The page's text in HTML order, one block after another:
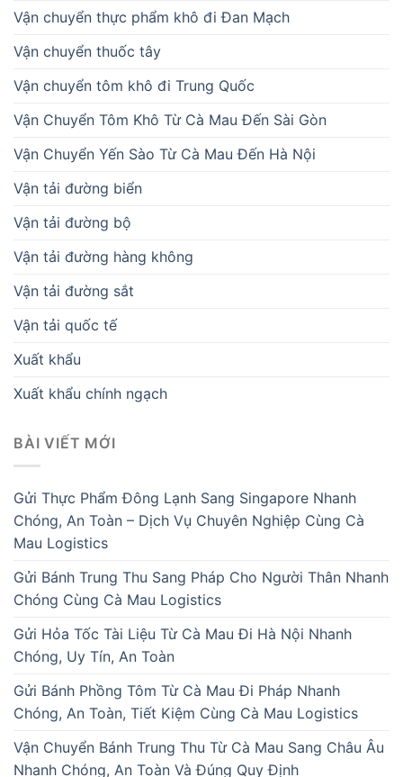
Vận chuyển thực phẩm khô đi Đan Mạch
Vận chuyển thuốc tây
Vận chuyển tôm khô đi Trung Quốc
Vận Chuyển Tôm Khô Từ Cà Mau Đến Sài Gòn
Vận Chuyển Yến Sào Từ Cà Mau Đến Hà Nội
Vận tải đường biển
Vận tải đường bộ
Vận tải đường hàng không
Vận tải đường sắt
Vận tải quốc tế
Xuất khẩu
Xuất khẩu chính ngạch
BÀI VIẾT MỚI
Gửi Thực Phẩm Đông Lạnh Sang Singapore Nhanh
Chóng, An Toàn – Dịch Vụ Chuyên Nghiệp Cùng Cà
Mau Logistics
Gửi Bánh Trung Thu Sang Pháp Cho Người Thân Nhanh
Chóng Cùng Cà Mau Logistics
Gửi Hỏa Tốc Tài Liệu Từ Cà Mau Đi Hà Nội Nhanh
Chóng, Uy Tín, An Toàn
Gửi Bánh Phồng Tôm Từ Cà Mau Đi Pháp Nhanh
Chóng, An Toàn, Tiết Kiệm Cùng Cà Mau Logistics
Vận Chuyển Bánh Trung Thu Từ Cà Mau Sang Châu Âu
Nhanh Chóng, An Toàn Và Đúng Quy Định